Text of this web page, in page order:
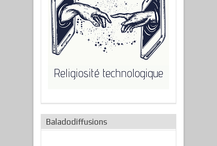
Baladodiffusions